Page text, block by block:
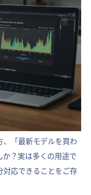
、「最新モデルを買わ
？実は多くの用途で
対応できることをご存